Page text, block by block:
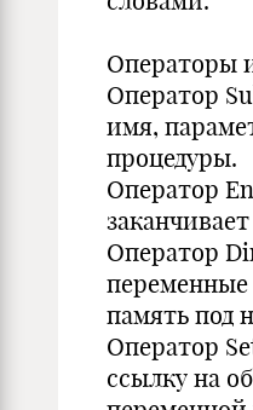
Операторы
Оператор
имя,
процедуры.
Оператор
Оператор
память под
Оператор
ссылку на